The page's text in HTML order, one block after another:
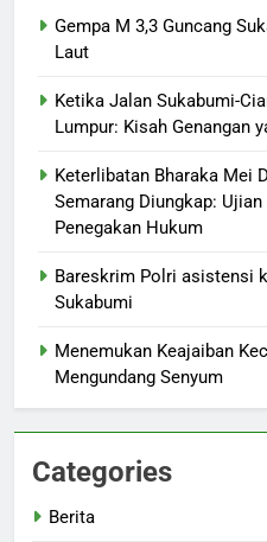
Gempa M 3,3 Guncang
Laut
Ketika Jalan Sukabumi-
Lumpur: Kisah Genangan
Keterlibatan Bharaka Mei
Semarang Diungkap:
Penegakan Hukum
Bareskrim Polri asistensi
Sukabumi
Menemukan Keajaiban
Mengundang Senyum
Categories
Berita